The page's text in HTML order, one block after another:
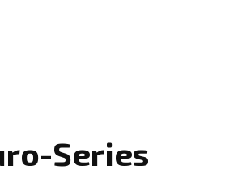
Series